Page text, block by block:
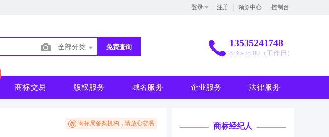
登录 注册 领券中心 控制台
全部分类 免费查询 13535241748
8:30-18:00（工作日）
商标交易 版权服务 域名服务 企业服务 法律服务
商标局备案机构，请放心交易 商标经纪人